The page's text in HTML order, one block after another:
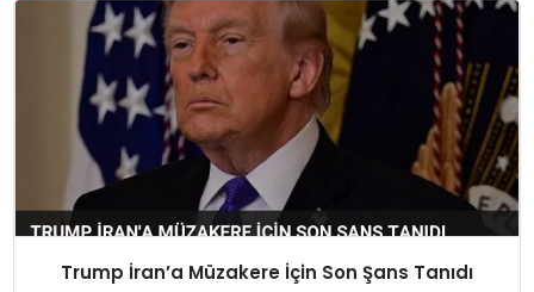
Trump İran’a Müzakere İçin Son Şans Tanıdı